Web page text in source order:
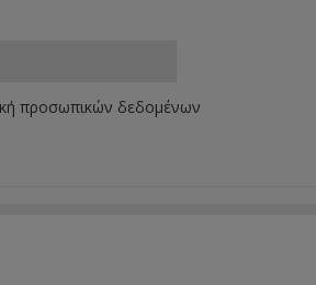
προσωπικών δεδομένων